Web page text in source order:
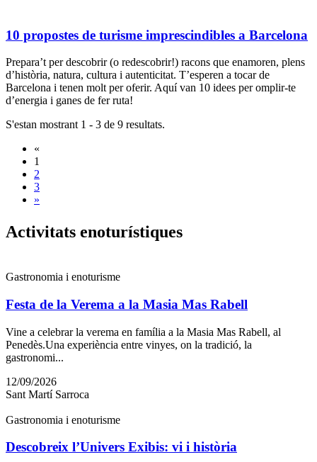
10 propostes de turisme imprescindibles a Barcelona
Prepara’t per descobrir (o redescobrir!) racons que enamoren, plens
d’història, natura, cultura i autenticitat. T’esperen a tocar de
Barcelona i tenen molt per oferir. Aquí van 10 idees per omplir-te
d’energia i ganes de fer ruta!
S'estan mostrant 1 - 3 de 9 resultats.
«
1
2
3
»
Activitats enoturístiques
Gastronomia i enoturisme
Festa de la Verema a la Masia Mas Rabell
Vine a celebrar la verema en família a la Masia Mas Rabell, al
Penedès.Una experiència entre vinyes, on la tradició, la
gastronomi...
12/09/2026
Sant Martí Sarroca
Gastronomia i enoturisme
Descobreix l’Univers Exibis: vi i història